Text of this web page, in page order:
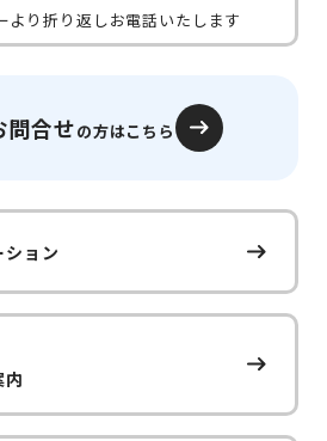
より折り返しお電話いたします
問合せの方はこちら
ョン
内